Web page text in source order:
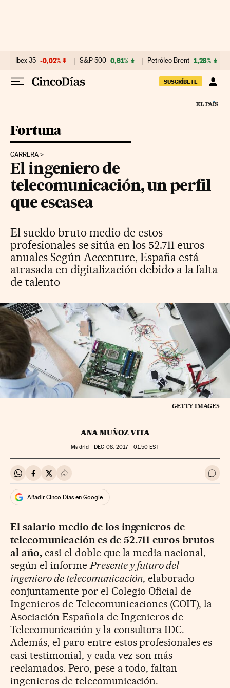
Ibex 35 -0,02% S&P 500 0,61% Petróleo Brent 1,28%
SUSCRÍBETE
Fortuna
CARRERA
El ingeniero de
telecomunicación, un perfil
que escasea
El sueldo bruto medio de estos
profesionales se sitúa en los 52.711 euros
anuales Según Accenture, España está
atrasada en digitalización debido a la falta
de talento
GETTY IMAGES
ANA MUÑOZ VITA
Madrid - DEC 08, 2017 - 01:50 EST
Compartir en Whatsapp
Compartir en Facebook
Compartir en Twitter
Desplegar Redes Sociales Ir a
Añadir Cinco Días en Google
El salario medio de los ingenieros de
telecomunicación es de 52.711 euros brutos
al año,casi el doble que la media nacional,
según el informePresente y futuro del
ingeniero de telecomunicación, elaborado
conjuntamente por el Colegio Oficial de
Ingenieros de Telecomunicaciones (COIT), la
Asociación Española de Ingenieros de
Telecomunicación y la consultora IDC.
Además, el paro entre estos profesionales es
casi testimonial, y cada vez son más
reclamados. Pero, pese a todo, faltan
ingenieros de telecomunicación.